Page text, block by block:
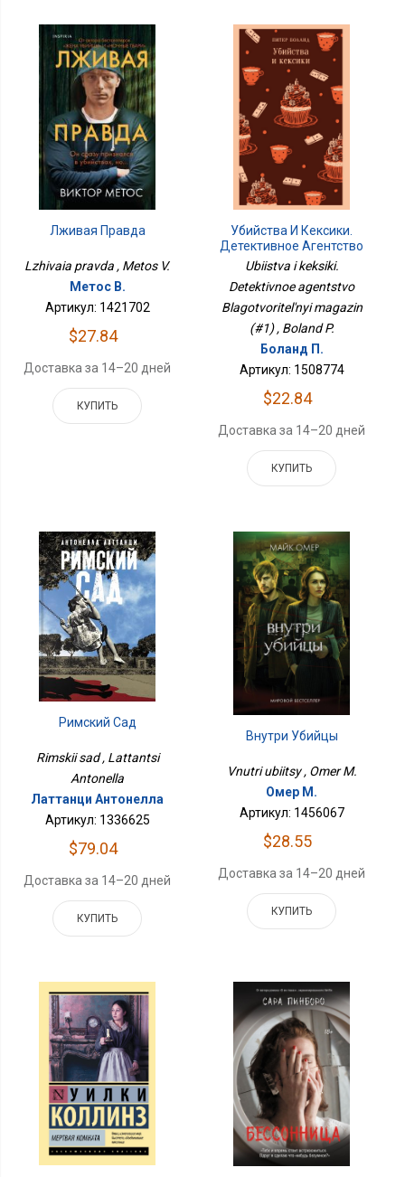
Лживая Правда
Lzhivaia pravda , Metos V.
Метос В.
Артикул: 1421702
$27.84
Доставка за 14–20 дней
КУПИТЬ
Убийства И Кексики.
Детективное Агентство
Благотворительный
Ubiistva i keksiki.
Detektivnoe agentstvo
Blagotvoritel'nyi magazin
(#1) , Boland P.
Боланд П.
Артикул: 1508774
$22.84
Доставка за 14–20 дней
КУПИТЬ
Римский Сад
Rimskii sad , Lattantsi
Antonella
Латтанци Антонелла
Артикул: 1336625
$79.04
Доставка за 14–20 дней
КУПИТЬ
Внутри Убийцы
Vnutri ubiitsy , Omer M.
Омер М.
Артикул: 1456067
$28.55
Доставка за 14–20 дней
КУПИТЬ